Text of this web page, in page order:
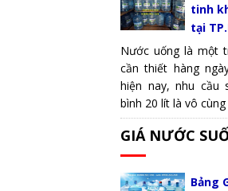
tinh
tại
Nước uống là một
cần thiết hàng
hiện nay, nhu cầu
bình 20 lít là vô
GIÁ NƯỚC
Bảng